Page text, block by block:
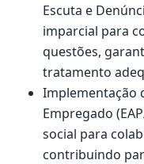
Escuta e
imparcial para
questões,
tratamento
Implementação
Empregado
social para
contribuindo